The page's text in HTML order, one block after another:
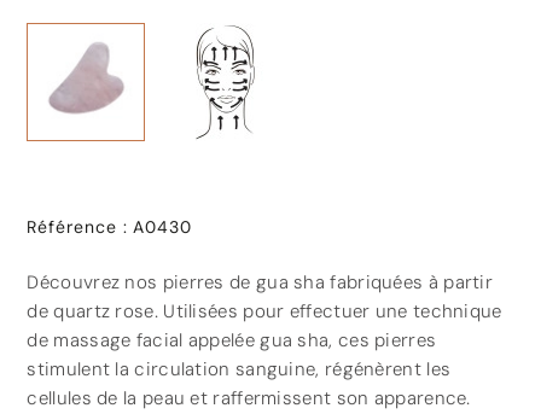
Référence : A0430
Découvrez nos pierres de gua sha fabriquées à partir
de quartz rose. Utilisées pour effectuer une technique
de massage facial appelée gua sha, ces pierres
stimulent la circulation sanguine, régénèrent les
cellules de la peau et raffermissent son apparence.